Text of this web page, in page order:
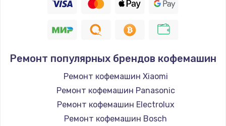
от 550 руб.
Ремонт Bluetooth модуля
от 880 руб.
Заказать
Ремонт популярных брендов кофемашин
Ремонт кофемашин Xiaomi
Ремонт кофемашин Panasonic
Ремонт кофемашин Electrolux
Ремонт кофемашин Bosch